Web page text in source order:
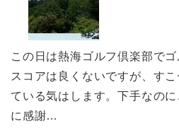
この日は熱海ゴルフ倶楽部で
スコアは良くないですが、す
ている気はします。下手なの
に感謝…